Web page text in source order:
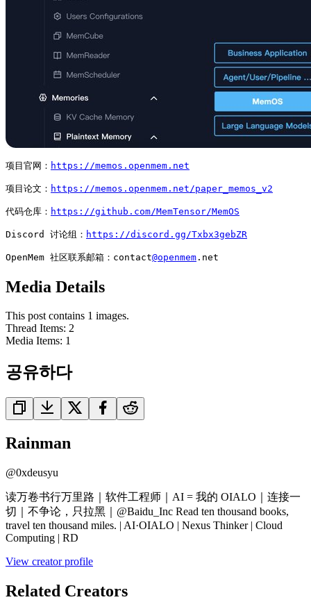
项目官网： https://memos.openmem.net
项目论文： https://memos.openmem.net/paper_memos_v2
代码仓库： https://github.com/MemTensor/MemOS
Discord 讨论组： https://discord.gg/Txbx3gebZR
OpenMem 社区联系邮箱：contact@openmem .net
Media Details
This post contains 1 images.
Thread Items: 2
Media Items: 1
공유하다
Rainman
@0xdeusyu
读万卷书行万里路｜软件工程师｜AI = 我的 OIALO｜连接一
切｜不争论，只拉黑｜@Baidu_Inc Read ten thousand books,
travel ten thousand miles. | AI·OIALO | Nexus Thinker | Cloud
Computing | RD
View creator profile
Related Creators